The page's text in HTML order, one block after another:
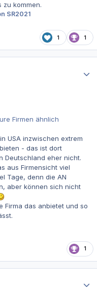
zu kommen.
SR2021
1 1
Firmen ähnlich
USA inzwischen extrem
- das ist dort
Deutschland eher nicht.
aus Firmensicht viel
Tage, denn die AN
aber können sich nicht
Firma das anbietet und so
1